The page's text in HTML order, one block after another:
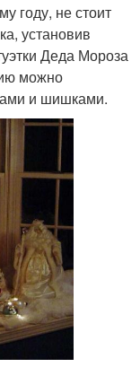
году, не стоит
установив
Деда Мороза
можно
и шишками.